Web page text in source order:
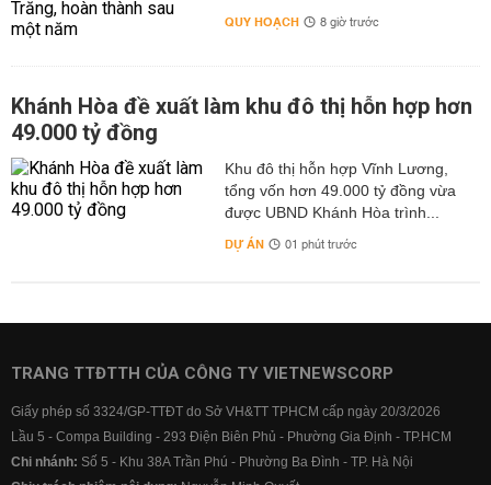
QUY HOẠCH 8 giờ trước
Khánh Hòa đề xuất làm khu đô thị hỗn hợp hơn
49.000 tỷ đồng
Khu đô thị hỗn hợp Vĩnh Lương,
tổng vốn hơn 49.000 tỷ đồng vừa
được UBND Khánh Hòa trình...
DỰ ÁN 01 phút trước
TRANG TTĐTTH CỦA CÔNG TY VIETNEWSCORP
Giấy phép số 3324/GP-TTĐT do Sở VH&TT TPHCM cấp ngày 20/3/2026
Lầu 5 - Compa Building - 293 Điện Biên Phủ - Phường Gia Định - TP.HCM
Chi nhánh: Số 5 - Khu 38A Trần Phú - Phường Ba Đình - TP. Hà Nội